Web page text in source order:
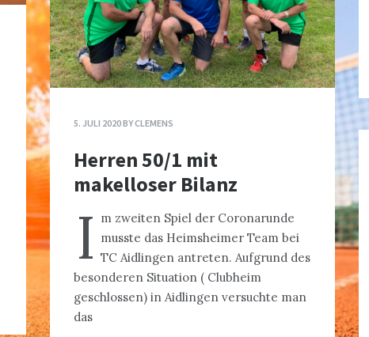
5. JULI 2020BYCLEMENS
Herren 50/1 mit
makelloser Bilanz
I m zweiten Spiel der Coronarunde
musste das Heimsheimer Team bei
TC Aidlingen antreten. Aufgrund des
besonderen Situation ( Clubheim
geschlossen) in Aidlingen versuchte man
das